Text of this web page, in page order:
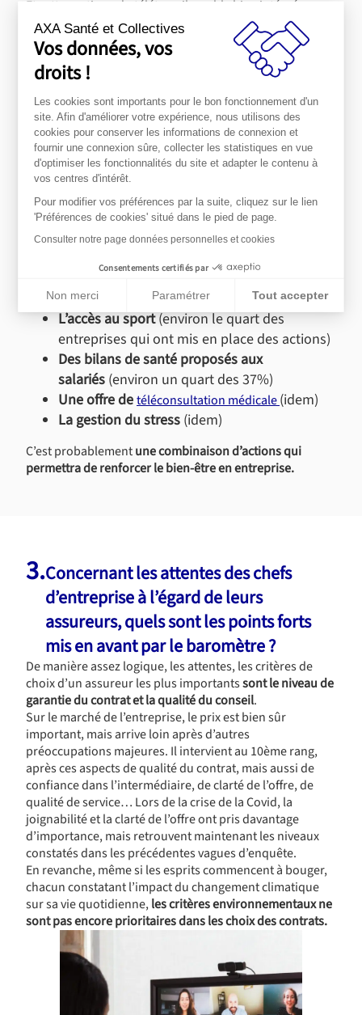
Et cette pratique du télétravail semble bien intégrée :
parmi les entreprises qui l’ont mis en place, seul un quart
seulement disent avoir du mal à maintenir leur
productivité.
On relève d’ailleurs des indicateurs un peu plus positifs
notamment un peu moins d’absentéisme.Signe que le
télétravail semble plutôt aller de pair avec un meilleur
climat interne ?
Outre l’instauration du télétravail, un peu plus du tiers
des entreprises (37%) ont mis en place
(QVCT) et au bien-être des salariés.
Leurs actions dans ce domaine sont notamment :
La formation aux troubles musculo-
(une entreprise sur deux parmi
celles qui ont mis en place des actions)
L’accès au sport(environ le quart des
entreprises qui ont mis en place des actions)
Des bilans de santé proposés aux
salariés (environ un quart des 37%)
Une offre detéléconsultation médicale(idem)
La gestion du stress (idem)
C’est probablementune combinaison d’actions qui
permettra de renforcer le bien-être en entreprise.
3.Concernant les attentes des chefs
d’entreprise à l’égard de leurs
assureurs, quels sont les points forts
mis en avant par le baromètre ?
De manière assez logique, les attentes, les critères de
choix d’un assureur les plus importantssont le niveau de
garantie du contrat et la qualité du conseil.
Sur le marché de l’entreprise, le prix est bien sûr
important, mais arrive loin après d’autres
préoccupations majeures. Il intervient au 10ème rang,
après ces aspects de qualité du contrat, mais aussi de
confiance dans l’intermédiaire, de clarté de l’offre, de
qualité de service… Lors de la crise de la Covid, la
joignabilité et la clarté de l’offre ont pris davantage
d’importance, mais retrouvent maintenant les niveaux
constatés dans les précédentes vagues d’enquête.
En revanche, même si les esprits commencent à bouger,
chacun constatant l’impact du changement climatique
sur sa vie quotidienne,les critères environnementaux ne
sont pas encore prioritaires dans les choix des contrats.
AXA Santé et Collectives
Vos données, vos
droits !
Les cookies sont importants pour le bon fonctionnement d'un
site. Afin d'améliorer votre expérience, nous utilisons des
cookies pour conserver les informations de connexion et
fournir une connexion sûre, collecter les statistiques en vue
d'optimiser les fonctionnalités du site et adapter le contenu à
vos centres d'intérêt.
Pour modifier vos préférences par la suite, cliquez sur le lien
'Préférences de cookies' situé dans le pied de page.
Consulter notre page données personnelles et cookies
Consentements certifiés par
Non merci Paramétrer Tout accepter
Axeptio consent
Plateforme de Gestion du Consentement : Personnalisez vos
Notre plateforme vous permet d'adapter et de gérer vos